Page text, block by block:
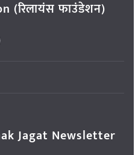
(रिलायंस फाउंडेशन)
Jagat Newsletter